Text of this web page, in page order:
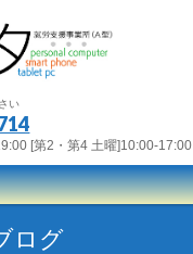
い
[第2・第4 土曜]10:00-17:00
ログ